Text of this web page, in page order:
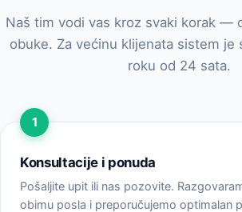
Naš tim vodi vas kroz svaki korak —
obuke. Za većinu klijenata sistem je
roku od 24 sata.
Konsultacije i ponuda
Pošaljite upit ili nas pozovite.
obimu posla i preporučujemo optimalan